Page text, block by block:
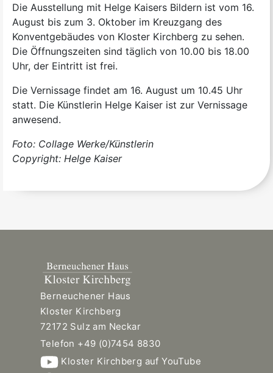
Die Ausstellung mit Helge Kaisers Bildern ist vom 16.
August bis zum 3. Oktober im Kreuzgang des
Konventgebäudes von Kloster Kirchberg zu sehen.
Die Öffnungszeiten sind täglich von 10.00 bis 18.00
Uhr, der Eintritt ist frei.
Die Vernissage findet am 16. August um 10.45 Uhr
statt. Die Künstlerin Helge Kaiser ist zur Vernissage
anwesend.
Foto: Collage Werke/Künstlerin
Copyright: Helge Kaiser
Berneuchener Haus
Kloster Kirchberg
72172 Sulz am Neckar
Telefon +49 (0)7454 8830
Kloster Kirchberg auf YouTube